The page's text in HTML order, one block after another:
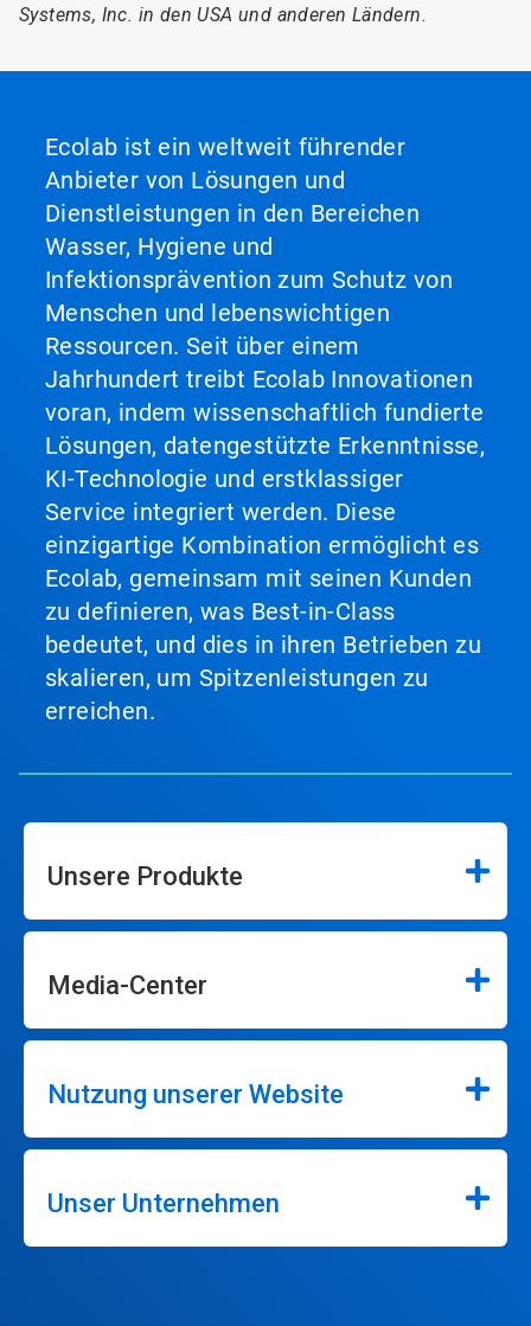
Systems, Inc. in den USA und anderen Ländern.
Ecolab ist ein weltweit führender
Anbieter von Lösungen und
Dienstleistungen in den Bereichen
Wasser, Hygiene und
Infektionsprävention zum Schutz von
Menschen und lebenswichtigen
Ressourcen. Seit über einem
Jahrhundert treibt Ecolab Innovationen
voran, indem wissenschaftlich fundierte
Lösungen, datengestützte Erkenntnisse,
KI-Technologie und erstklassiger
Service integriert werden. Diese
einzigartige Kombination ermöglicht es
Ecolab, gemeinsam mit seinen Kunden
zu definieren, was Best-in-Class
bedeutet, und dies in ihren Betrieben zu
skalieren, um Spitzenleistungen zu
erreichen.
Unsere Produkte
Media-Center
Nutzung unserer Website
Unser Unternehmen